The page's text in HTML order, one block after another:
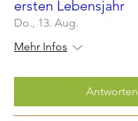
ersten Lebensjahr
Do., 13. Aug.
Mehr Infos
Antworten